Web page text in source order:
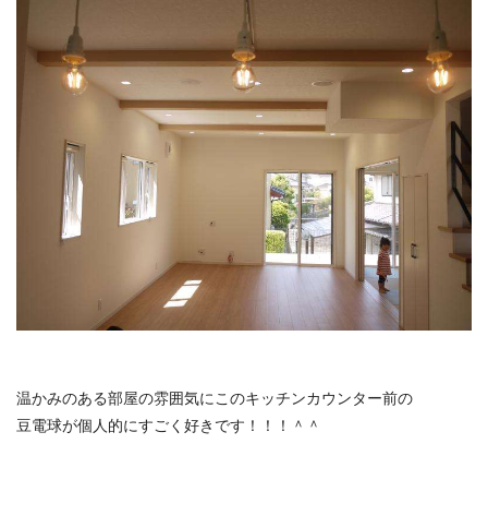
温かみのある部屋の雰囲気にこのキッチンカウンター前の
豆電球が個人的にすごく好きです！！！＾＾